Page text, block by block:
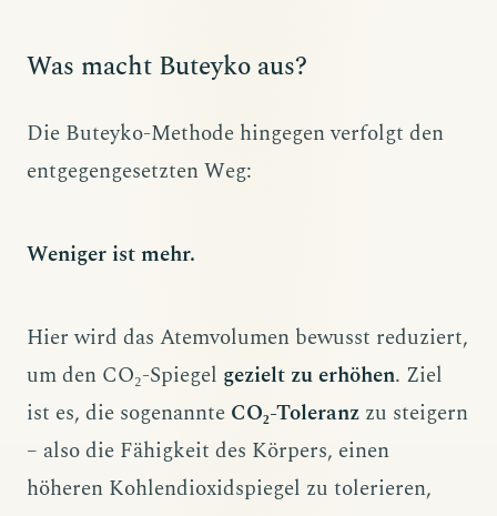
Was macht Buteyko aus?
Die Buteyko-Methode hingegen verfolgt den
entgegengesetzten Weg:
Weniger ist mehr.
Hier wird das Atemvolumen bewusst reduziert,
um den CO₂-Spiegel gezielt zu erhöhen. Ziel
ist es, die sogenannte CO₂-Toleranz zu steigern
– also die Fähigkeit des Körpers, einen
höheren Kohlendioxidspiegel zu tolerieren,